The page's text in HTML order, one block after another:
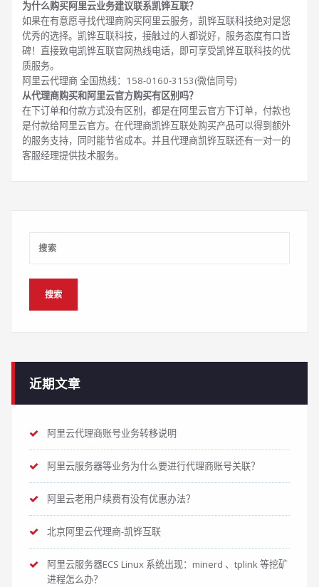
为什么购买阿里云业务建议联系凯铧互联？
如果在有意愿寻找代理商购买阿里云服务，凯铧互联科技绝对是您
优秀的选择。凯铧互联科技，接触过的人都说好，服务态度有口皆
碑！直接致电凯铧互联官网热线电话，即可享受凯铧互联科技的优
质服务。
阿里云代理商 全国热线：158-0160-3153(微信同号)
从代理商购买和阿里云官方购买有区别吗？
在下订单和付款方式没有区别，都是在阿里云官方下订单，付款也
是付款给阿里云官方。在代理商凯铧互联处购买产品可以得到额外
的服务支持，同时能节省成本。并且代理商凯铧互联还有一对一的
客服经理提供技术服务。
近期文章
阿里云代理商账号业务转移说明
阿里云服务器等业务为什么要进行代理商账号关联？
阿里云老用户续费有没有优惠办法？
北京阿里云代理商-凯铧互联
阿里云服务器ECS Linux 系统出现：minerd 、tplink 等挖矿
进程怎么办？